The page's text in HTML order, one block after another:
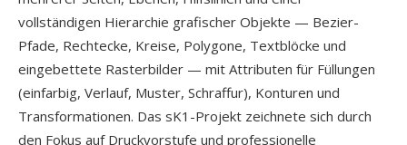
vollständigen Hierarchie grafischer Objekte — Bezier-
Pfade, Rechtecke, Kreise, Polygone, Textblöcke und
eingebettete Rasterbilder — mit Attributen für Füllungen
(einfarbig, Verlauf, Muster, Schraffur), Konturen und
Transformationen. Das sK1-Projekt zeichnete sich durch
den Fokus auf Druckvorstufe und professionelle